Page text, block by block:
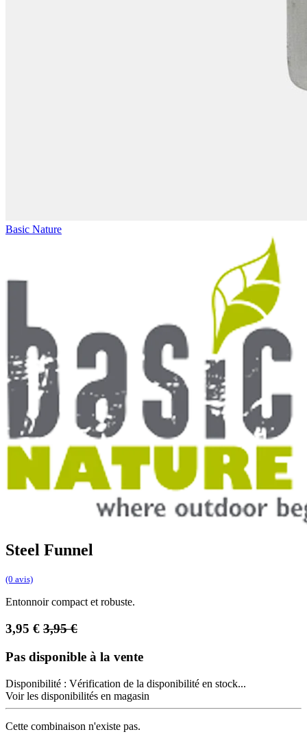
Basic Nature
Steel Funnel
(0 avis)
Entonnoir compact et robuste.
3,95 € 3,95€
Pas disponible à la vente
Disponibilité : Vérification de la disponibilité en stock...
Voir les disponibilités en magasin
Cette combinaison n'existe pas.